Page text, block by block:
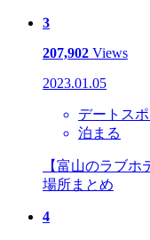
3
207,902 Views
2023.01.05
デートスポ
泊まる
【富山のラブ
場所まとめ
4